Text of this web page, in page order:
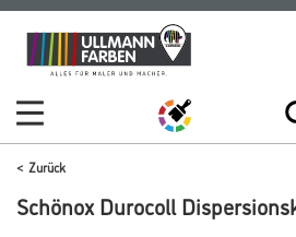
Zum
Inhalt
Zum
Navigationsmenü
Zurück
Schönox Durocoll